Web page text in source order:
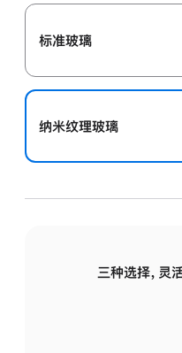
标准玻璃
纳米纹理玻璃
三种选择，灵